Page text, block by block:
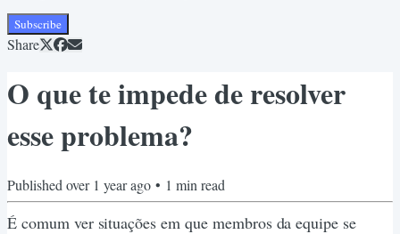
Subscribe
Share
O que te impede de resolver
esse problema?
Published over 1 year ago • 1 min read
É comum ver situações em que membros da equipe se